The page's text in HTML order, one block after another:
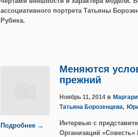
ассоциативного портрета Татьяны
Рубика.
Подробнее →
Меняются
прежний
Ноябрь 11, 2014 в
Татьяна Борозенцева,
Интервью с
Организаций